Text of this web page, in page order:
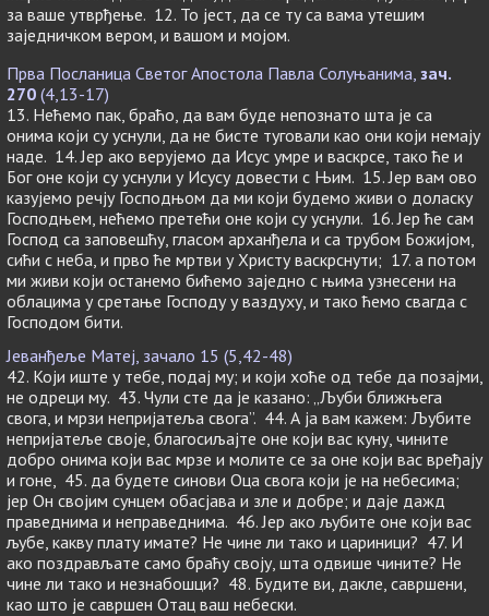
за ваше утврђење. 12. То јест, да се ту са вама утешим
заједничком вером, и вашом и мојом.
Прва Посланица Светог Апостола Павла Солуњанима, зач.
270 (4,13-17)
13. Нећемо пак, браћо, да вам буде непознато шта је са
онима који су уснули, да не бисте туговали као они који немају
наде. 14. Јер ако верујемо да Исус умре и васкрсе, тако ће и
Бог оне који су уснули у Исусу довести с Њим. 15. Јер вам ово
казујемо речју Господњом да ми који будемо живи о доласку
Господњем, нећемо претећи оне који су уснули. 16. Јер ће сам
Господ са заповешћу, гласом арханђела и са трубом Божијом,
сићи с неба, и прво ће мртви у Христу васкрснути; 17. а потом
ми живи који останемо бићемо заједно с њима узнесени на
облацима у сретање Господу у ваздуху, и тако ћемо свагда с
Господом бити.
Јеванђеље Матеј, зачало 15 (5,42-48)
42. Који иште у тебе, подај му; и који хоће од тебе да позајми,
не одреци му. 43. Чули сте да је казано: „Љуби ближњега
свога, и мрзи непријатеља свога”. 44. А ја вам кажем: Љубите
непријатеље своје, благосиљајте оне који вас куну, чините
добро онима који вас мрзе и молите се за оне који вас вређају
и гоне, 45. да будете синови Оца свога који је на небесима;
јер Он својим сунцем обасјава и зле и добре; и даје дажд
праведнима и неправеднима. 46. Јер ако љубите оне који вас
љубе, какву плату имате? Не чине ли тако и цариници? 47. И
ако поздрављате само браћу своју, шта одвише чините? Не
чине ли тако и незнабошци? 48. Будите ви, дакле, савршени,
као што је савршен Отац ваш небески.